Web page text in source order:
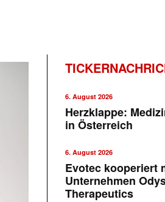
6. August 2026
Herzklappe:
in Österreich
6. August 2026
Evotec kooperiert
Unternehmen
Therapeutics